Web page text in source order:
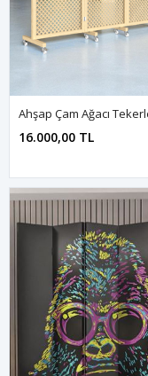
16.000,00 TL